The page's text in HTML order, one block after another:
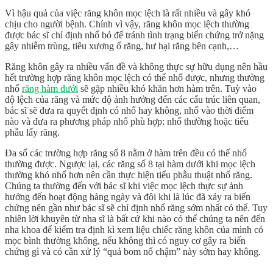
Vì hậu quả của việc răng khôn mọc lệch là rất nhiều và gây khó
chịu cho người bệnh. Chính vì vậy, răng khôn mọc lệch thường
được bác sĩ chỉ định nhổ bỏ để tránh tình trạng biến chứng trở nặng
gây nhiễm trùng, tiêu xương ổ răng, hư hại răng bên cạnh,…
Răng khôn gây ra nhiều vấn đề và không thực sự hữu dụng nên hầu
hết trường hợp răng khôn mọc lệch có thể nhổ được, nhưng thường
nhổ răng hàm dưới sẽ gặp nhiều khó khăn hơn hàm trên. Tuỳ vào
độ lệch của răng và mức độ ảnh hưởng đến các cấu trúc liên quan,
bác sĩ sẽ đưa ra quyết định có nhổ hay không, nhổ vào thời điểm
nào và đưa ra phương pháp nhổ phù hợp: nhổ thường hoặc tiểu
phẫu lấy răng.
Đa số các trường hợp răng số 8 nằm ở hàm trên đều có thể nhổ
thường được. Ngược lại, các răng số 8 tại hàm dưới khi mọc lệch
thường khó nhổ hơn nên cần thực hiện tiểu phẫu thuật nhổ răng.
Chúng ta thường đến với bác sĩ khi việc mọc lệch thực sự ảnh
hưởng đến hoạt động hàng ngày và đôi khi là lúc đã xảy ra biến
chứng nên gần như bác sĩ sẽ chỉ định nhổ răng sớm nhất có thể. Tuy
nhiên lời khuyên từ nha sĩ là bất cứ khi nào có thể chúng ta nên đến
nha khoa để kiểm tra định kì xem liệu chiếc răng khôn của mình có
mọc bình thường không, nếu không thì có nguy cơ gây ra biến
chứng gì và có cần xử lý “quả bom nổ chậm” này sớm hay không.